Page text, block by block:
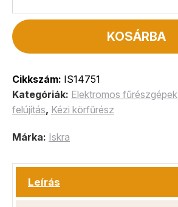
KOSÁRBA
Cikkszám: IS14751
Kategóriák: Elektromos fűrészgépek
felújítás, Kézi körfűrész
Márka: Iskra
Leírás